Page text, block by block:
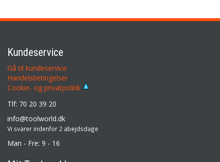
Kundeservice
Gå til kundeservice
Handelsbetingelser
Cookie- og privatpolitik
Tlf: 70 20 39 20
info@toolworld.dk
Vi svarer indenfor 2 abejdsdage
Man - Fre: 9 - 16